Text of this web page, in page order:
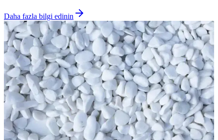
Daha fazla bilgi edinin